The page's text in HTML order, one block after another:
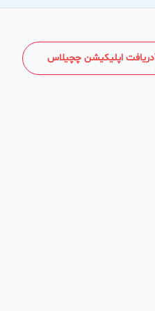
دریافت اپلیکیشن چچیلاس